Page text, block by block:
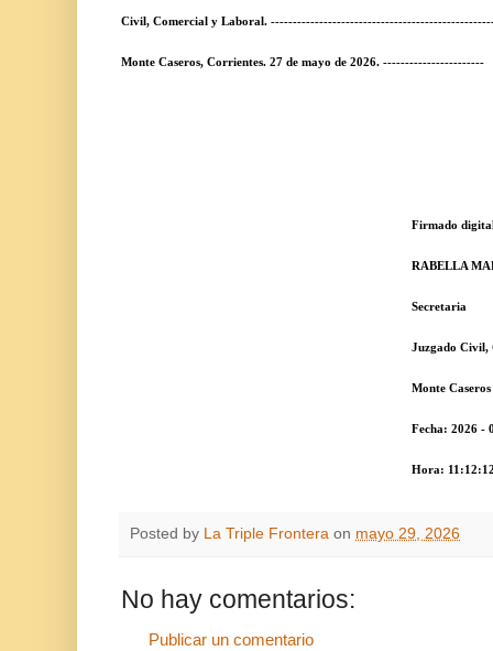
Civil, Comercial y Laboral.
Monte Caseros, Corrientes. 27 de mayo de 2026. -----------------------
Firmado digitalmente
RABELLA MARIA
Secretaria
Juzgado Civil, Comercial
Monte Caseros -
Fecha: 2026 - 05 -
Hora:
Posted by La Triple Frontera on mayo 29, 2026
No hay comentarios:
Publicar un comentario